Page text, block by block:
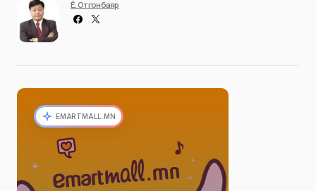
Ё. Отгонбаяр
EMARTMALL.MN